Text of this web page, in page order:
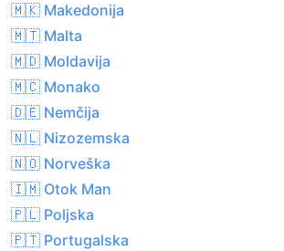
🇲🇰 Makedonija
🇲🇹 Malta
🇲🇩 Moldavija
🇲🇨 Monako
🇩🇪 Nemčija
🇳🇱 Nizozemska
🇳🇴 Norveška
🇮🇲 Otok Man
🇵🇱 Poljska
🇵🇹 Portugalska